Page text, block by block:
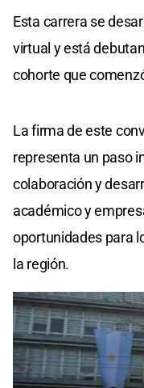
Esta carrera se
virtual y está
cohorte que
La firma de este
representa un paso
colaboración y
académico y
oportunidades para
la región.